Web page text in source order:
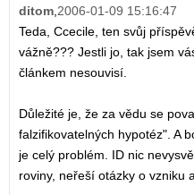
ditom,2006-01-09 15:16:47
Teda, Ccecile, ten svůj
vážně??? Jestli jo, tak jsem
článkem nesouvisí.
Důležité je, že za vědu se
falzifikovatelných hypotéz". A
je celý problém. ID nic
roviny, neřeší otázky o vzniku